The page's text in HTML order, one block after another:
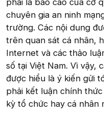
phải là báo cáo của cơ
chuyên gia an ninh
trường. Các nội dung
trên quan sát cá nhân,
Internet và các thảo
số tại Việt Nam. Vì vậy,
được hiểu là ý kiến gửi
phải kết luận chính
kỳ tổ chức hay cá nhân